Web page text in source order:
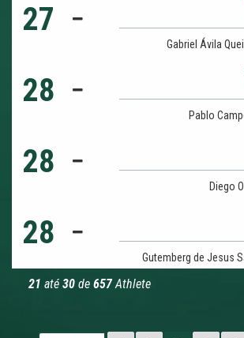
27
Gabriel Ávila
28
Pablo
28
Diego
28
Gutemberg de Jesus
21 até 30de 657Athlete